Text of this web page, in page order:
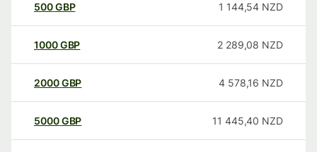
500GBP 1 144,54 NZD
1000GBP 2 289,08 NZD
2000GBP 4 578,16 NZD
5000GBP 11 445,40 NZD